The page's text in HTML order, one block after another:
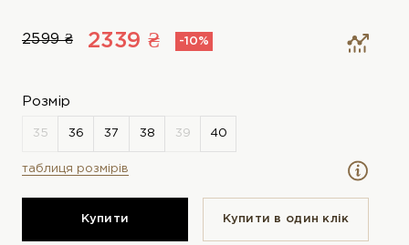
2599 ₴ 2339 ₴ -10%
Розмір
таблиця розмірів
Купити Купити в один клiк